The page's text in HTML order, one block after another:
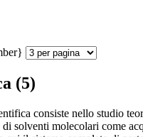
(5)
consiste nello studio
solventi molecolari come